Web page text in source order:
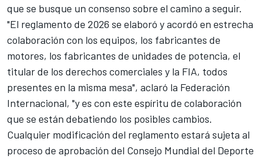
que se busque un consenso sobre el camino a seguir.
"El reglamento de 2026 se elaboró ​​y acordó en estrecha
colaboración con los equipos, los fabricantes de
motores, los fabricantes de unidades de potencia, el
titular de los derechos comerciales y la FIA, todos
presentes en la misma mesa", aclaró la Federación
Internacional, "y es con este espíritu de colaboración
que se están debatiendo los posibles cambios.
Cualquier modificación del reglamento estará sujeta al
proceso de aprobación del Consejo Mundial del Deporte